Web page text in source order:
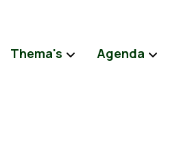
Thema's Agenda